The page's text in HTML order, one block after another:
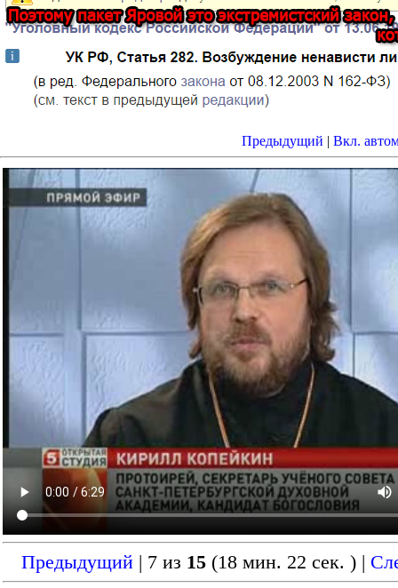
Предыдущий | Вкл.
Предыдущий | 7 из 15 (18 мин. 22 сек. ) |